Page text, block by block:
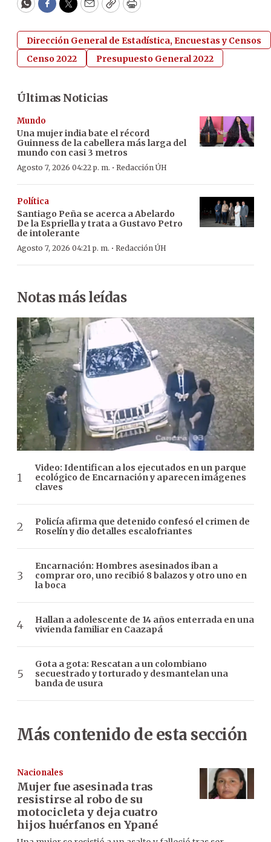
WhatsApp
Facebook
Twitter
EmailCopyPrint
Dirección General de Estadística, Encuestas y Censos
Censo 2022
Presupuesto General 2022
Últimas Noticias
Mundo
Una mujer india bate el récord
Guinness de la cabellera más larga del
mundo con casi 3 metros
Agosto 7, 2026 04:22 p. m. · Redacción ÚH
Política
Santiago Peña se acerca a Abelardo
De la Espriella y trata a Gustavo Petro
de intolerante
Agosto 7, 2026 04:21 p. m. · Redacción ÚH
Notas más leídas
Video: Identifican a los ejecutados en un parque
ecológico de Encarnación y aparecen imágenes
claves
Policía afirma que detenido confesó el crimen de
Roselín y dio detalles escalofriantes
Encarnación: Hombres asesinados iban a
comprar oro, uno recibió 8 balazos y otro uno en
la boca
Hallan a adolescente de 14 años enterrada en una
vivienda familiar en Caazapá
Gota a gota: Rescatan a un colombiano
secuestrado y torturado y desmantelan una
banda de usura
Más contenido de esta sección
Nacionales
Mujer fue asesinada tras
resistirse al robo de su
motocicleta y deja cuatro
hijos huérfanos en Ypané